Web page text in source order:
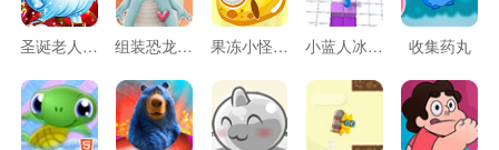
圣诞老人送玩具 组装恐龙化石 果冻小怪向上跳 小蓝人冰上漫步 收集药丸